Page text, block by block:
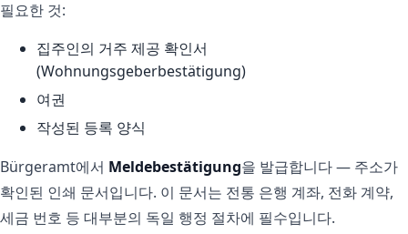
필요한 것:
집주인의 거주 제공 확인서
(Wohnungsgeberbestätigung)
여권
작성된 등록 양식
Bürgeramt에서 Meldebestätigung을 발급합니다 — 주소가
확인된 인쇄 문서입니다. 이 문서는 전통 은행 계좌, 전화 계약,
세금 번호 등 대부분의 독일 행정 절차에 필수입니다.